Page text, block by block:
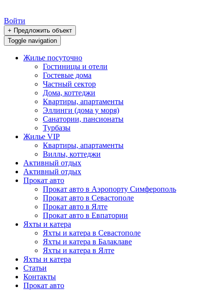
Войти
+ Предложить объект
Toggle navigation
Жилье посуточно
Гостиницы и отели
Гостевые дома
Частный сектор
Дома, коттеджи
Квартиры, апартаменты
Эллинги (дома у моря)
Санатории, пансионаты
Турбазы
Жилье VIP
Квартиры, апартаменты
Виллы, коттеджи
Активный отдых
Активный отдых
Прокат авто
Прокат авто в Аэропорту Симферополь
Прокат авто в Севастополе
Прокат авто в Ялте
Прокат авто в Евпатории
Яхты и катера
Яхты и катера в Севастополе
Яхты и катера в Балаклаве
Яхты и катера в Ялте
Яхты и катера
Статьи
Контакты
Прокат авто